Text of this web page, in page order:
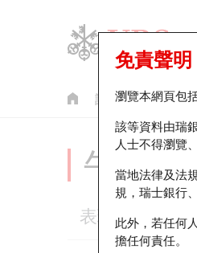
認股證 牛熊證
免責聲明
瀏覽本網頁包
該等資料由瑞
人士不得瀏覽
當地法律及法
規，瑞士銀行
此外，若任何
擔任何責任。
牛熊
表現 街貨